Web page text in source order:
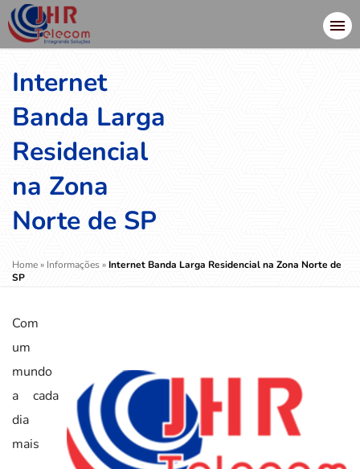
Internet
Banda Larga
Residencial
na Zona
Norte de SP
Home» Informações » Internet Banda Larga Residencial na Zona Norte de
SP
Com
um
mundo
a cada
dia
mais